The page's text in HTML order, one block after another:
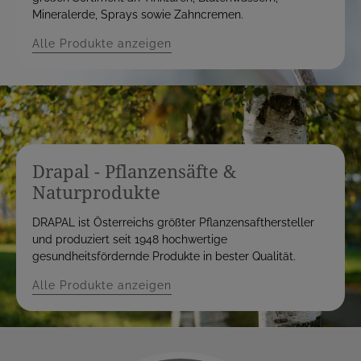
Mineralerde, Sprays sowie Zahncremen.
Alle Produkte anzeigen
Drapal - Pflanzensäfte &
Naturprodukte
DRAPAL ist Österreichs größter Pflanzensafthersteller
und produziert seit 1948 hochwertige
gesundheitsfördernde Produkte in bester Qualität.
Alle Produkte anzeigen